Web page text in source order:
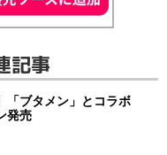
記事
「ブタメン」とコラボ
発売